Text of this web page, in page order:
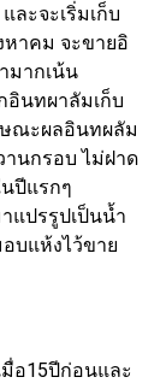
ะจะเริ่มเก็บ
หาคม จะขายอิ
มากเน้น
อินทผาลัมเก็บ
ณะผลอินทผลัม
นกรอบ ไม่ฝาด
ปีแรกๆ
แปรรูปเป็นน้ำ
บแห้งไว้ขาย
อ15ปีก่อนและ